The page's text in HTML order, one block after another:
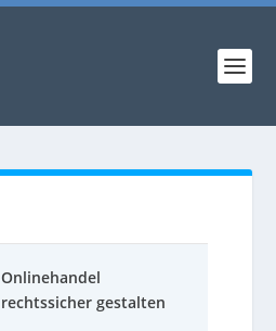
Onlinehandel
rechtssicher gestalten